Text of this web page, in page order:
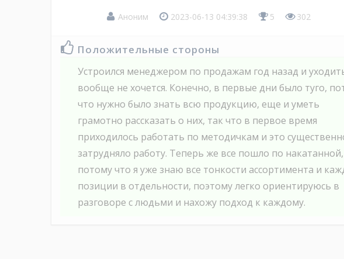
Аноним 2023-06-13 04:39:38 5 302
Положительные стороны
Устроился менеджером по продажам год назад и
вообще не хочется. Конечно, в первые дни было туго,
что нужно было знать всю продукцию, еще и уметь
грамотно рассказать о них, так что в первое время
приходилось работать по методичкам и это
затрудняло работу. Теперь же все пошло по накатанной,
потому что я уже знаю все тонкости ассортимента и
позиции в отдельности, поэтому легко ориентируюсь в
разговоре с людьми и нахожу подход к каждому.